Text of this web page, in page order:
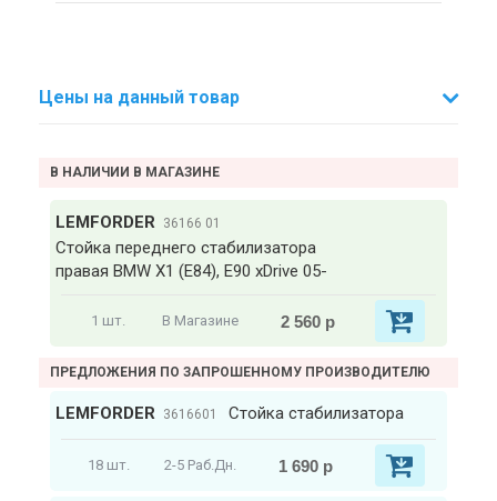
Цены на данный товар
В НАЛИЧИИ В МАГАЗИНЕ
LEMFORDER 36166 01
Стойка переднего стабилизатора
правая BMW X1 (E84), E90 xDrive 05-
1 шт. В Магазине 2 560 р
ПРЕДЛОЖЕНИЯ ПО ЗАПРОШЕННОМУ ПРОИЗВОДИТЕЛЮ
LEMFORDER 3616601 Стойка стабилизатора
18 шт. 2-5 Раб.Дн. 1 690 р